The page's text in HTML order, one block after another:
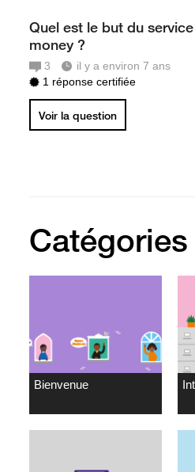
Quel est le but du
money ?
3
il y a environ 7 ans
1 réponse certifiée
Voir la question
Catégories
Bienvenue